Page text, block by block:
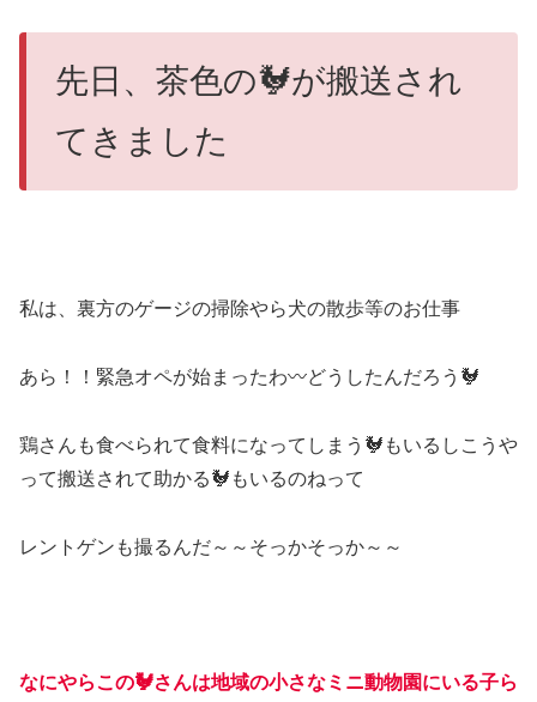
先日、茶色の🐓が搬送され
てきました
私は、裏方のゲージの掃除やら犬の散歩等のお仕事
あら！！緊急オペが始まったわ〰どうしたんだろう 🐓
鶏さんも食べられて食料になってしまう 🐓 もいるしこうや
って搬送されて助かる🐓 もいるのねって
レントゲンも撮るんだ～～そっかそっか～～
なにやらこの🐓さんは地域の小さなミニ動物園にいる子ら